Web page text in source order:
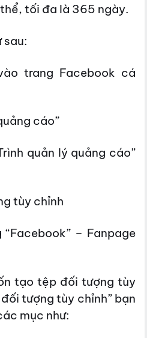
tối đa là 365 ngày.
sau:
trang Facebook cá
cáo”
quản lý quảng cáo”
tùy chỉnh
– Fanpage
tạo tệp đối tượng tùy
tượng tùy chỉnh” bạn
mục như: